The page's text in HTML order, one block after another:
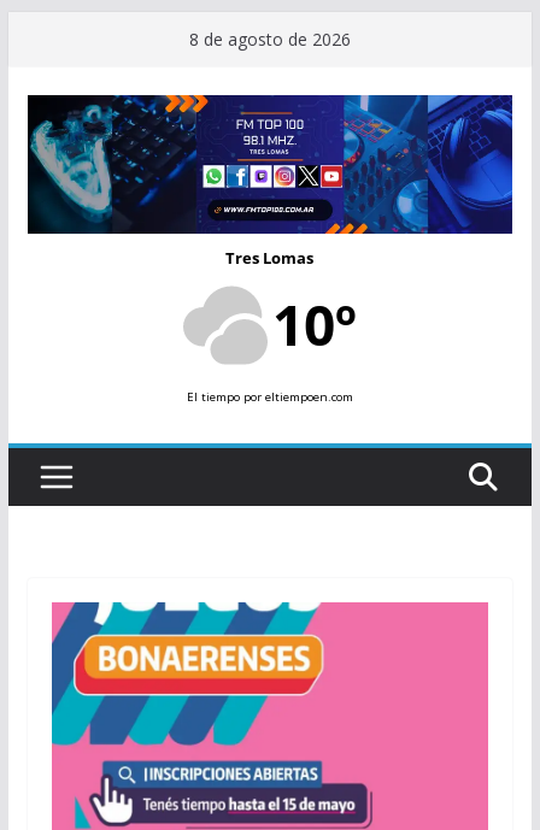
contenido
8 de agosto de 2026
Tres Lomas
10º
El tiempopor eltiempoen.com